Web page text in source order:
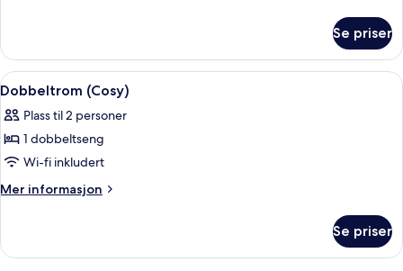
Room
(Newly
refurbished)
Se priser
Åpne
alle
bildene
av
Dobbeltrom
(Cosy)
Sengetøy i egyptisk bomull,
8
Dobbeltrom (Cosy)
Plass til 2 personer
1 dobbeltseng
Wi-fi inkludert
Mer informasjon
Mer
(Cosy)
Se priser